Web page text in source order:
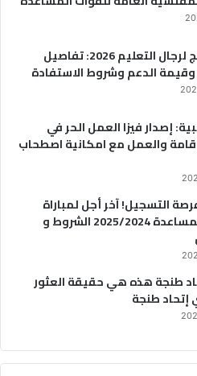
منحة الحج لرجال التعليم 2026: تفاصيل
الدعم وشروط الاستفادة
إصدار فيزا العمل الحر في
والعمل مع امكانية اصطحاب
التسجيل! آخر أجل لمباراة
القوات المساعدة 2025/2024 الشروط و
طنجة هذه هي حقيقة العثور
إتحاد طنجة